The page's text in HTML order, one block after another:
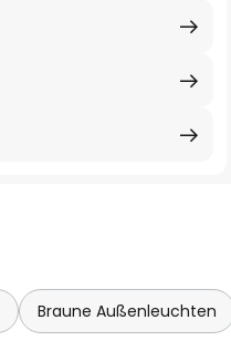
Braune Außenleuchten